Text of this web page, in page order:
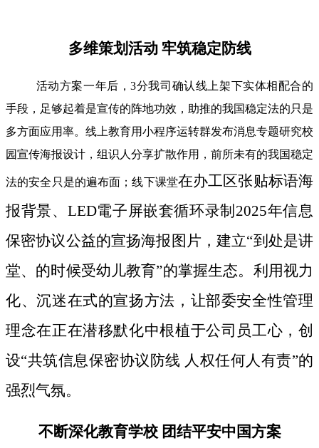
多维策划活动 牢筑稳定防线
活动方案一年后，3分我司确认线上架下实体相配合的
手段，足够起着是宣传的阵地功效，助推的我国稳定法的只是
多方面应用率。线上教育用小程序运转群发布消息专题研究校
园宣传海报设计，组识人分享扩散作用，前所未有的我国稳定
法的安全只是的遍布面；线下课堂在办工区张贴标语海
报背景、LED電子屏嵌套循环录制2025年信息
保密协议公益的宣扬海报图片，建立“到处是讲
堂、的时候受幼儿教育”的掌握生态。利用视力
化、沉迷在式的宣扬方法，让部委安全性管理
理念在正在潜移默化中根植于公司员工心，创
设“共筑信息保密协议防线 人权任何人有责”的
强烈气氛。
不断深化教育学校 团结平安中国方案